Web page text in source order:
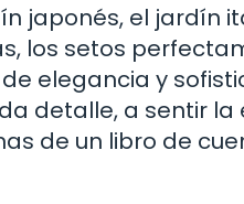
japonés, el jardín
los setos
elegancia y
detalle, a sentir
de un libro de